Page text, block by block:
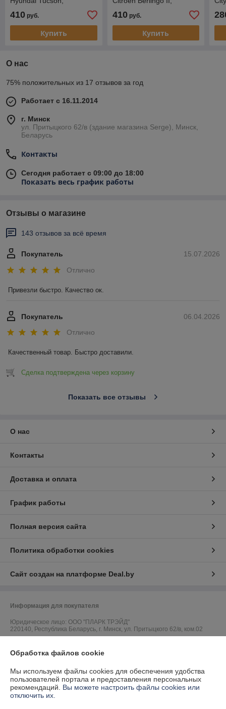
внедорожник, 2004-2016
410 руб.
Купить
410руб.
Купить
О нас
75% положительных из 17 отзывов за год
Работает с 16.11.2014
г. Минск
ул. Притыцкого 62/в (здание магазина Serge), Минск,
Беларусь
Контакты
Сегодня работает с 09:00 до 18:00
Показать весь график работы
Отзывы о магазине
143 отзывов за всё время
15.07.2026
Покупатель
Отлично
Привезли быстро. Качество ок.
06.04.2026
Покупатель
Отлично
Качественный товар. Быстро доставили.
Сделка подтверждена через корзину
Показать все отзывы
О нас
Контакты
Доставка и оплата
График работы
Полная версия сайта
Политика обработки cookies
Сайт создан на платформе Deal.by
Информация для покупателя
Юридическое лицо: ООО "ПЛАРК ТРЭЙД"
220140, Республика Беларусь, г. Минск, ул. Притыцкого 62/в, ком.02
Регистрационный орган: Администрация Фрунзенского района г.
Минска
Обработка файлов cookie
Мы используем файлы cookies для обеспечения удобства
пользователей портала и предоставления персональных
рекомендаций. Вы можете настроить файлы cookies или
отключить их.